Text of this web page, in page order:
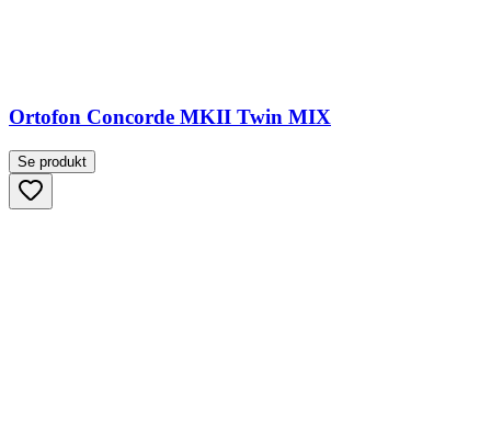
Ortofon Concorde MKII Twin MIX
Se produkt